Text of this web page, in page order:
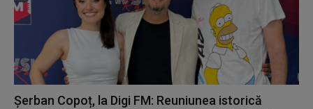
Șerban Copoț, la Digi FM: Reuniunea istorică